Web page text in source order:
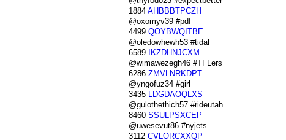
1884 AHBBBTPCZH
@oxomyv39 #pdf
4499 QOYBWQITBE
@oledowhewh53 #tidal
6589
IKZDHNJCXM
@wimawezegh46 #TFLers
6286 ZMVLNRKDPT
@yngofuz34 #girl
3435 LDGDAOQLXS
@gulothethich57 #rideutah
8460 SSULPSXCEP
@uwesevut86 #nyjets
3112 CVLORCXXQP